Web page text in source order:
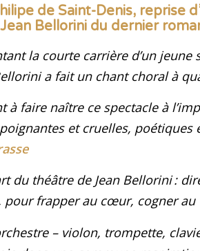
de Saint-Denis, reprise
Bellorini du dernier
la courte carrière d’un jeune
a fait un chant choral à
à faire naître ce spectacle à
et cruelles, poétiques
du théâtre de Jean Bellorini :
pour frapper au cœur, cogner au
– violon, trompette,